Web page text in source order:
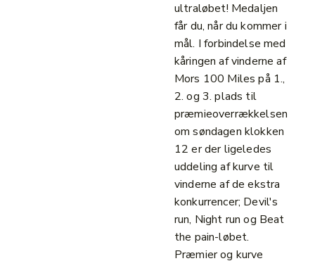
ultraløbet! Medaljen
får du, når du kommer i
mål. I forbindelse med
kåringen af vinderne af
Mors 100 Miles på 1.,
2. og 3. plads til
præmieoverrækkelsen
om søndagen klokken
12 er der ligeledes
uddeling af kurve til
vinderne af de ekstra
konkurrencer; Devil's
run, Night run og Beat
the pain-løbet.
Præmier og kurve